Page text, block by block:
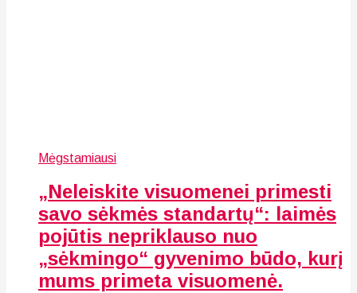
Mėgstamiausi
„Neleiskite visuomenei primesti
savo sėkmės standartų“: laimės
pojūtis nepriklauso nuo
„sėkmingo“ gyvenimo būdo, kurį
mums primeta visuomenė.